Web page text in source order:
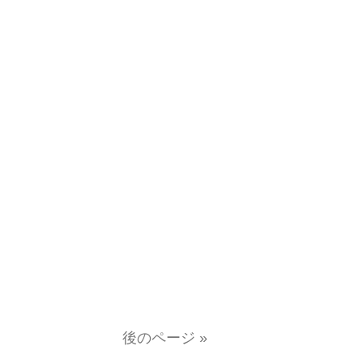
後のページ »